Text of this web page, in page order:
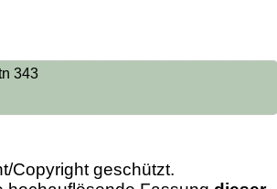
343
Copyright geschützt.